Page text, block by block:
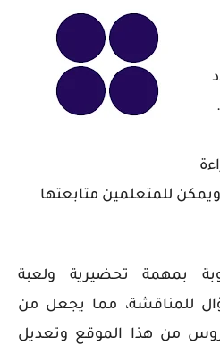
ويمكن للمتعلمين متابعتها
بمهمة تحضيرية ولعبة
للمناقشة، مما يجعل من
من هذا الموقع وتعديل